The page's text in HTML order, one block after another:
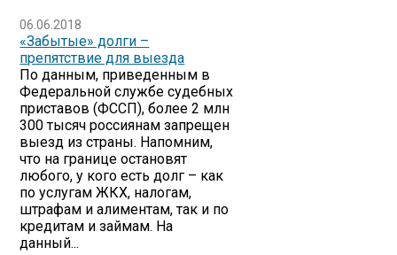
06.06.2018
«Забытые» долги –
препятствие для выезда
По данным, приведенным в
Федеральной службе судебных
приставов (ФССП), более 2 млн
300 тысяч россиянам запрещен
выезд из страны. Напомним,
что на границе остановят
любого, у кого есть долг – как
по услугам ЖКХ, налогам,
штрафам и алиментам, так и по
кредитам и займам. На
данный...